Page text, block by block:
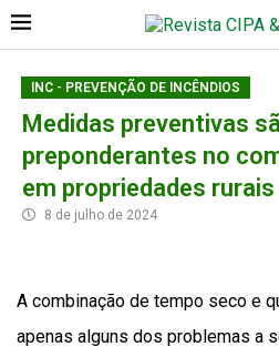
INC - PREVENÇÃO DE INCÊNDIOS
Medidas preventivas
preponderantes no
em propriedades rurais
8 de julho de 2024
A combinação de tempo seco e
apenas alguns dos problemas a